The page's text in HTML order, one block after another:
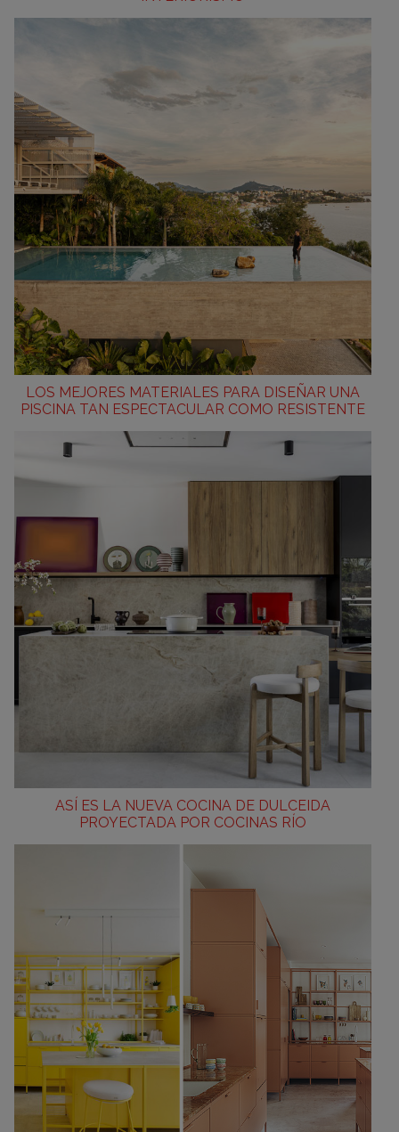
LOS MEJORES MATERIALES PARA DISEÑAR UNA
PISCINA TAN ESPECTACULAR COMO RESISTENTE
ASÍ ES LA NUEVA COCINA DE DULCEIDA
PROYECTADA POR COCINAS RÍO